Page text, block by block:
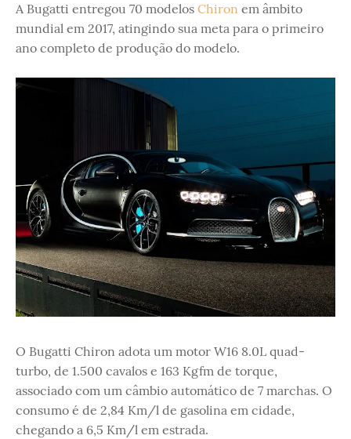
A Bugatti entregou 70 modelos Chiron em âmbito
mundial em 2017, atingindo sua meta para o primeiro
ano completo de produção do modelo.
O Bugatti Chiron adota um motor W16 8.0L quad-
turbo, de 1.500 cavalos e 163 Kgfm de torque,
associado com um câmbio automático de 7 marchas. O
consumo é de 2,84 Km/l de gasolina em cidade,
chegando a 6,5 Km/l em estrada.